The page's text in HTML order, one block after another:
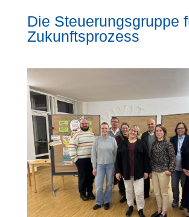
Die Steuerungsgruppe
Zukunftsprozess